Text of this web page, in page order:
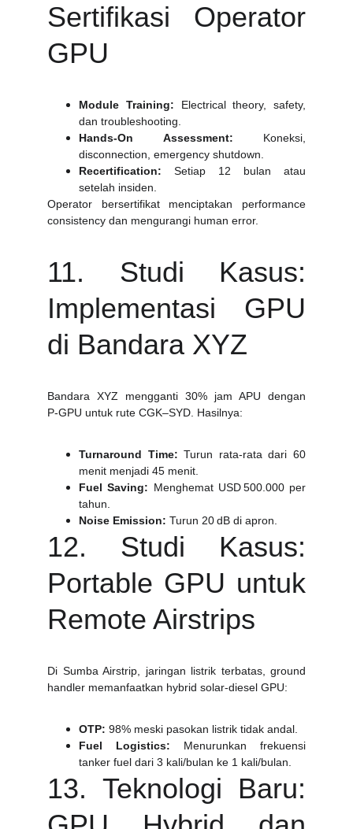
Sertifikasi Operator
GPU
Module Training: Electrical theory, safety,
dan troubleshooting.
Hands‑On Assessment: Koneksi,
disconnection, emergency shutdown.
Recertification: Setiap 12 bulan atau
setelah insiden.
Operator bersertifikat menciptakan performance
consistency dan mengurangi human error.
11. Studi Kasus:
Implementasi GPU
di Bandara XYZ
Bandara XYZ mengganti 30% jam APU dengan
P‑GPU untuk rute CGK–SYD. Hasilnya:
Turnaround Time: Turun rata‑rata dari 60
menit menjadi 45 menit.
Fuel Saving: Menghemat USD 500.000 per
tahun.
Noise Emission: Turun 20 dB di apron.
12. Studi Kasus:
Portable GPU untuk
Remote Airstrips
Di Sumba Airstrip, jaringan listrik terbatas, ground
handler memanfaatkan hybrid solar‑diesel GPU:
OTP: 98% meski pasokan listrik tidak andal.
Fuel Logistics: Menurunkan frekuensi
tanker fuel dari 3 kali/bulan ke 1 kali/bulan.
13. Teknologi Baru: